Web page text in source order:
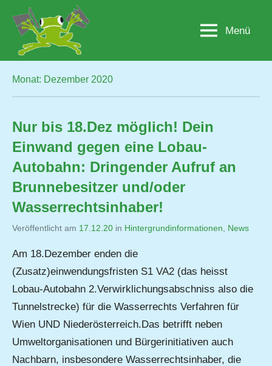
Inhalt
springenLobau.org
BürgerInitiative
"Rettet
die
Lobau
Beton"
Menü
Monat: Dezember 2020
Nur bis 18.Dez möglich! Dein
Einwand gegen eine Lobau-
Autobahn: Dringender Aufruf an
Brunnebesitzer und/oder
Wasserrechtsinhaber!
Veröffentlicht am 17.12.20 von
Matysek
in Hintergrundinformationen News
Am 18.Dezember enden die
(Zusatz)einwendungsfristen S1 VA2 (das heisst
Lobau-Autobahn 2.Verwirklichungsabschniss also die
Tunnelstrecke) für die Wasserrechts Verfahren für
Wien UND Niederösterreich.Das betrifft neben
Umweltorganisationen und Bürgerinitiativen auch
Nachbarn, insbesondere Wasserrechtsinhaber, die